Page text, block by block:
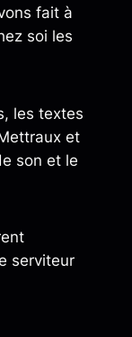
fait à
soi les
les textes
et
son et le
serviteur